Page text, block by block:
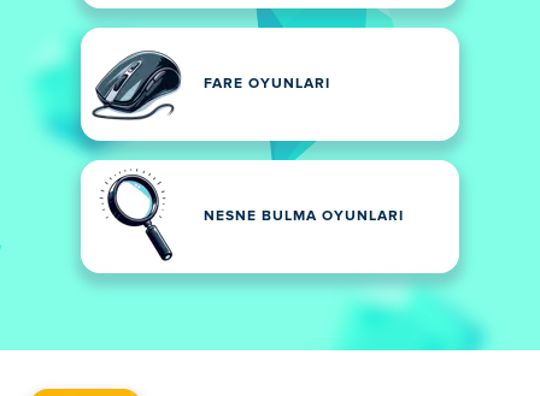
FARE OYUNLARI
NESNE BULMA OYUNLARI